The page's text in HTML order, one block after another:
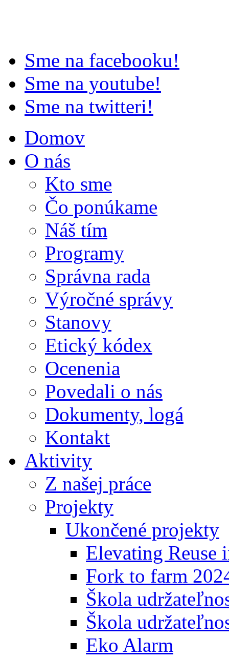
Sme na facebooku!
Sme na youtube!
Sme na twitteri!
Domov
O nás
Kto sme
Čo ponúkame
Náš tím
Programy
Správna rada
Výročné správy
Stanovy
Etický kódex
Ocenenia
Povedali o nás
Dokumenty, logá
Kontakt
Aktivity
Z našej práce
Projekty
Ukončené projekty
Elevating Reuse
Fork to farm
Škola
Škola
Eko Alarm